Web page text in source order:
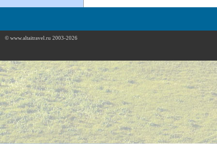
© www.altaitravel.ru 2003-2026